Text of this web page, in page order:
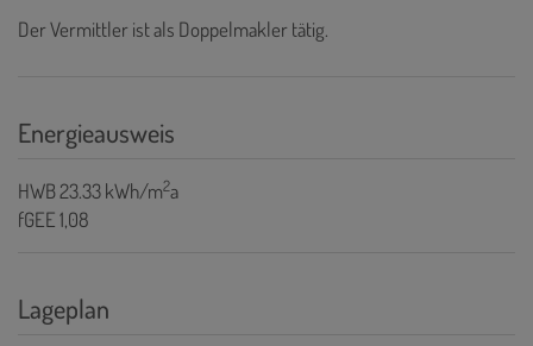
Der Vermittler ist als Doppelmakler tätig.
Energieausweis
HWB23.33 kWh/m2a
fGEE1,08
Lageplan